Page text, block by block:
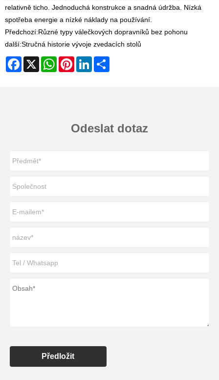
relativně ticho. Jednoduchá konstrukce a snadná údržba. Nízká
spotřeba energie a nízké náklady na používání.
Předchozí:Různé typy válečkových dopravníků bez pohonu
další:Stručná historie vývoje zvedacích stolů
Facebook
X WhatsAppPinterestLinkedIn
Odeslat dotaz
Předložit